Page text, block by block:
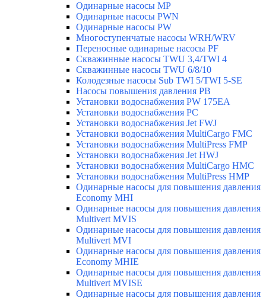
Одинарные насосы MP
Одинарные насосы PWN
Одинарные насосы PW
Многоступенчатые насосы WRH/WRV
Переносные одинарные насосы PF
Скважинные насосы TWU 3,4/TWI 4
Скважинные насосы TWU 6/8/10
Колодезные насосы Sub TWI 5/TWI 5-SE
Насосы повышения давления PB
Установки водоснабжения PW 175EA
Установки водоснабжения PC
Установки водоснабжения Jet FWJ
Установки водоснабжения MultiCargo FMC
Установки водоснабжения MultiPress FMP
Установки водоснабжения Jet HWJ
Установки водоснабжения MultiCargo HMC
Установки водоснабжения MultiPress HMP
Одинарные насосы для повышения давления
Economy MHI
Одинарные насосы для повышения давления
Multivert MVIS
Одинарные насосы для повышения давления
Multivert MVI
Одинарные насосы для повышения давления
Economy MHIE
Одинарные насосы для повышения давления
Multivert MVISE
Одинарные насосы для повышения давления